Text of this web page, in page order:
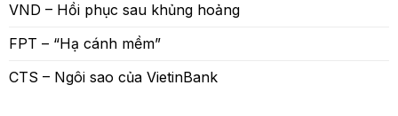
VND – Hồi phục sau khủng hoảng
FPT – “Hạ cánh mềm”
CTS – Ngôi sao của VietinBank